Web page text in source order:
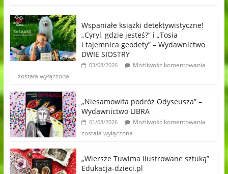
Wspaniałe książki detektywistyczne!
„Cyryl, gdzie jesteś?” i „Tosia
i tajemnica geodety” – Wydawnictwo
DWIE SIOSTRY
03/08/2026
Możliwość komentowania
została wyłączona
„Niesamowita podróż Odyseusza” –
Wydawnictwo LIBRA
01/08/2026
Możliwość komentowania
została wyłączona
„Wiersze Tuwima ilustrowane sztuką”
Edukacja-dzieci.pl